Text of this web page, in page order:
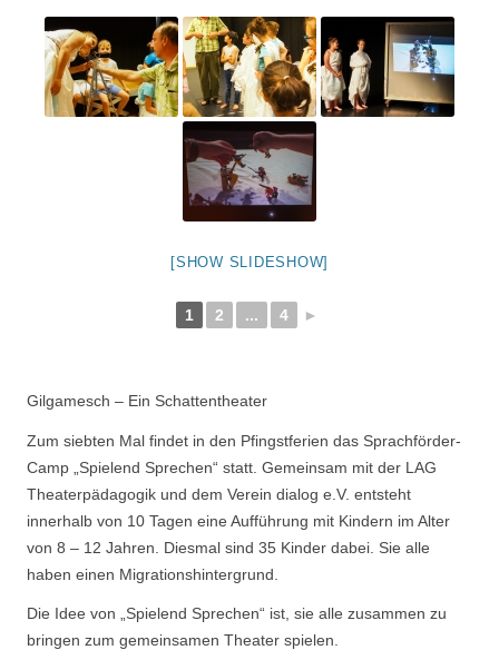
[SHOW SLIDESHOW]
1 2 ... 4 ►
Gilgamesch – Ein Schattentheater
Zum siebten Mal findet in den Pfingstferien das Sprachförder-
Camp „Spielend Sprechen“ statt. Gemeinsam mit der LAG
Theaterpädagogik und dem Verein dialog e.V. entsteht
innerhalb von 10 Tagen eine Aufführung mit Kindern im Alter
von 8 – 12 Jahren. Diesmal sind 35 Kinder dabei. Sie alle
haben einen Migrationshintergrund.
Die Idee von „Spielend Sprechen“ ist, sie alle zusammen zu
bringen zum gemeinsamen Theater spielen.